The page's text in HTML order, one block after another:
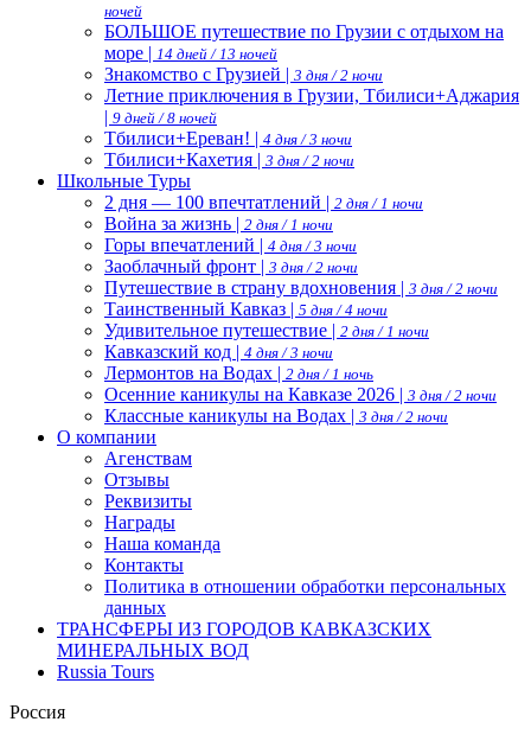
ночей
БОЛЬШОЕ путешествие по Грузии с отдыхом на
море | 14 дней / 13 ночей
Знакомство с Грузией | 3 дня / 2 ночи
Летние приключения в Грузии, Тбилиси+Аджария
| 9 дней / 8 ночей
Тбилиси+Ереван! | 4 дня / 3 ночи
Тбилиси+Кахетия | 3 дня / 2 ночи
Школьные Туры
2 дня — 100 впечтатлений | 2 дня / 1 ночи
Война за жизнь | 2 дня / 1 ночи
Горы впечатлений | 4 дня / 3 ночи
Заоблачный фронт | 3 дня / 2 ночи
Путешествие в страну вдохновения | 3 дня / 2 ночи
Таинственный Кавказ | 5 дня / 4 ночи
Удивительное путешествие | 2 дня / 1 ночи
Кавказский код | 4 дня / 3 ночи
Лермонтов на Водах | 2 дня / 1 ночь
Осенние каникулы на Кавказе 2026 | 3 дня / 2 ночи
Классные каникулы на Водах | 3 дня / 2 ночи
О компании
Агенствам
Отзывы
Реквизиты
Награды
Наша команда
Контакты
Политика в отношении обработки персональных
данных
ТРАНСФЕРЫ ИЗ ГОРОДОВ КАВКАЗСКИХ
МИНЕРАЛЬНЫХ ВОД
Russia Tours
Россия